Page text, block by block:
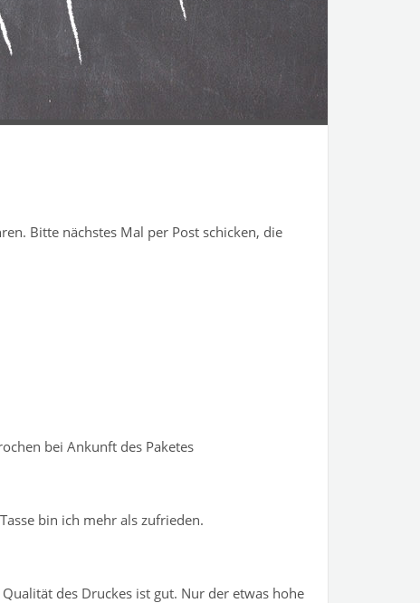
Bitte nächstes Mal per Post schicken, die
bei Ankunft des Paketes
bin ich mehr als zufrieden.
des Druckes ist gut. Nur der etwas hohe